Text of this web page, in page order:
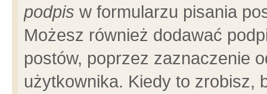
podpis w formularzu pisania
Możesz również dodawać
postów, poprzez zaznaczenie
użytkownika. Kiedy to zrobisz,